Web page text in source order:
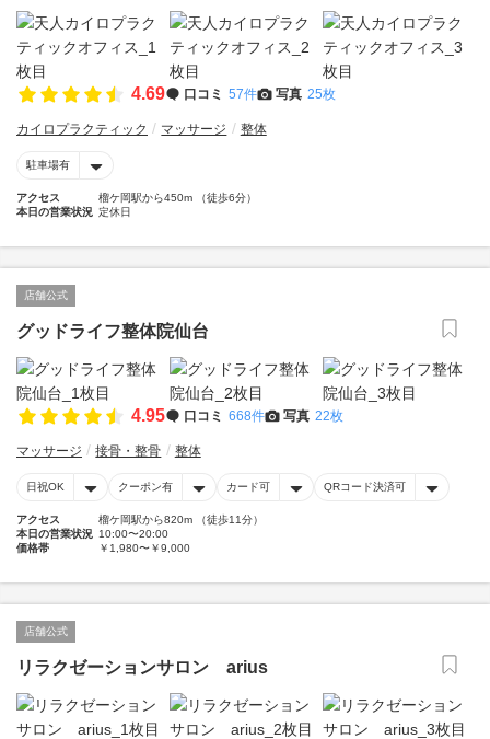
4.69 口コミ 57件 写真 25枚
カイロプラクティック マッサージ 整体
駐車場有
アクセス
榴ケ岡駅から450m （徒歩6分）
本日の営業状況 定休日
店舗公式
グッドライフ整体院仙台
4.95 口コミ 668件 写真 22枚
マッサージ 接骨・整骨 整体
日祝OK クーポン有 カード可 QRコード決済可
アクセス
榴ケ岡駅から820m （徒歩11分）
本日の営業状況 10:00〜20:00
価格帯
￥1,980〜￥9,000
店舗公式
リラクゼーションサロン arius